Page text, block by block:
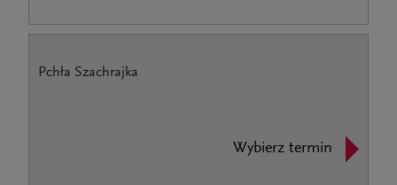
Pchła Szachrajka
Wybierz termin